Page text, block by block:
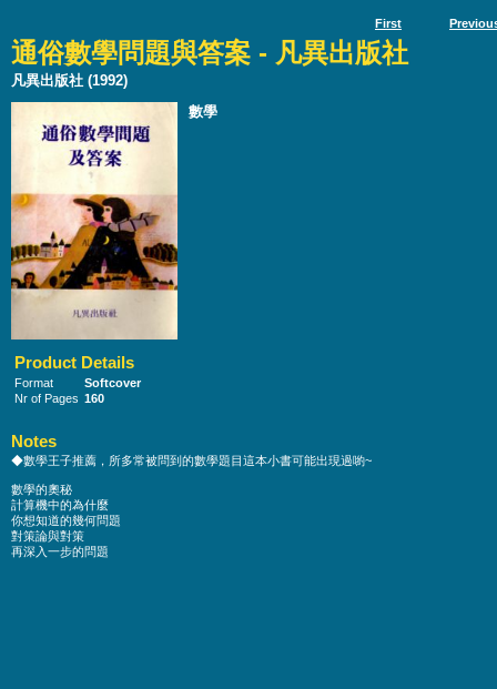
First
通俗數學問題與答案 - 凡異出版社
凡異出版社 (1992)
數學
Product Details
Format
Softcover
Nr of Pages 160
Notes
◆數學王子推薦，所多常被問到的數學題目這本小書可能出現過喲~
數學的奧秘
計算機中的為什麼
你想知道的幾何問題
對策論與對策
再深入一步的問題